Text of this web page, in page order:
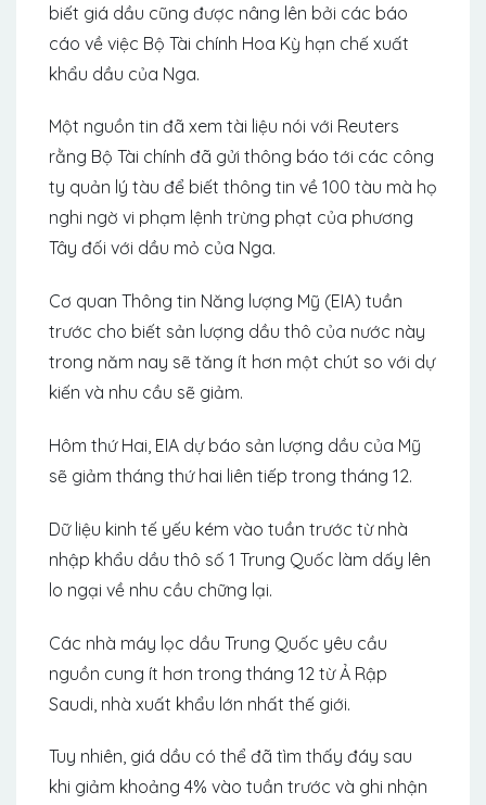
biết giá dầu cũng được nâng lên bởi các báo
cáo về việc Bộ Tài chính Hoa Kỳ hạn chế xuất
khẩu dầu của Nga.
Một nguồn tin đã xem tài liệu nói với Reuters
rằng Bộ Tài chính đã gửi thông báo tới các công
ty quản lý tàu để biết thông tin về 100 tàu mà họ
nghi ngờ vi phạm lệnh trừng phạt của phương
Tây đối với dầu mỏ của Nga.
Cơ quan Thông tin Năng lượng Mỹ (EIA) tuần
trước cho biết sản lượng dầu thô của nước này
trong năm nay sẽ tăng ít hơn một chút so với dự
kiến ​​và nhu cầu sẽ giảm.
Hôm thứ Hai, EIA dự báo sản lượng dầu của Mỹ
sẽ giảm tháng thứ hai liên tiếp trong tháng 12.
Dữ liệu kinh tế yếu kém vào tuần trước từ nhà
nhập khẩu dầu thô số 1 Trung Quốc làm dấy lên
lo ngại về nhu cầu chững lại.
Các nhà máy lọc dầu Trung Quốc yêu cầu
nguồn cung ít hơn trong tháng 12 từ Ả Rập
Saudi, nhà xuất khẩu lớn nhất thế giới.
Tuy nhiên, giá dầu có thể đã tìm thấy đáy sau
khi giảm khoảng 4% vào tuần trước và ghi nhận